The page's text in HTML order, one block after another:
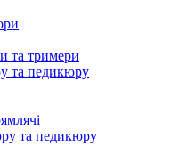
та тримери
та педикюру
та педикюру